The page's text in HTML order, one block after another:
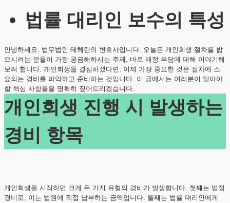
법률 대리인 보수의 특성
안녕하세요. 법무법인 테헤란의 변호사입니다. 오늘은 개인회생 절차를 밟
으시려는 분들이 가장 궁금해하시는 주제, 바로 재정 부담에 대해 이야기해
보려 합니다. 개인회생을 결심하셨다면, 이제 가장 중요한 것은 절차에 소
요되는 경비를 파악하고 준비하는 것입니다. 이 글에서는 여러분이 알아야
할 핵심 사항들을 명확히 짚어드리겠습니다.
개인회생 진행 시 발생하는
경비 항목
개인회생을 시작하면 크게 두 가지 유형의 경비가 발생합니다. 첫째는 법정
경비로, 이는 법원에 직접 납부하는 금액입니다. 둘째는 법률 대리인에게